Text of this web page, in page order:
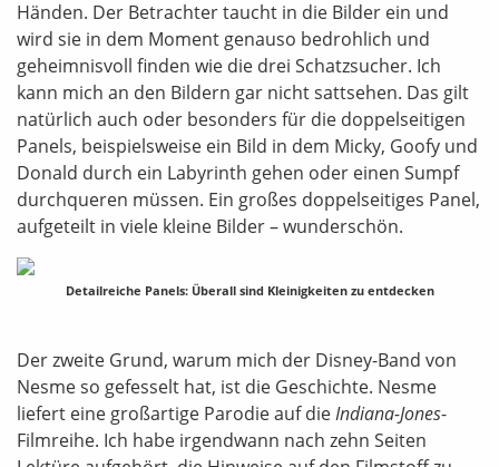
Händen. Der Betrachter taucht in die Bilder ein und
wird sie in dem Moment genauso bedrohlich und
geheimnisvoll finden wie die drei Schatzsucher. Ich
kann mich an den Bildern gar nicht sattsehen. Das gilt
natürlich auch oder besonders für die doppelseitigen
Panels, beispielsweise ein Bild in dem Micky, Goofy und
Donald durch ein Labyrinth gehen oder einen Sumpf
durchqueren müssen. Ein großes doppelseitiges Panel,
aufgeteilt in viele kleine Bilder – wunderschön.
Detailreiche Panels: Überall sind Kleinigkeiten zu entdecken
Der zweite Grund, warum mich der Disney-Band von
Nesme so gefesselt hat, ist die Geschichte. Nesme
liefert eine großartige Parodie auf dieIndiana-Jones-
Filmreihe. Ich habe irgendwann nach zehn Seiten